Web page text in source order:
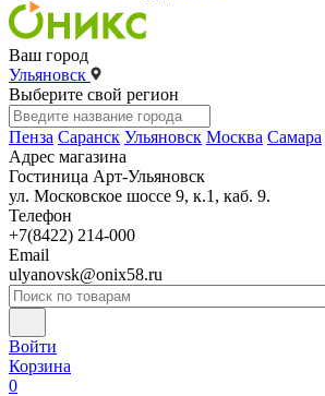
Ваш город
Ульяновск
Выберите свой регион
Пенза Саранск Ульяновск Москва Самара
Адрес магазина
Гостиница Арт-Ульяновск
ул. Московское шоссе 9, к.1, каб. 9.
Телефон
+7(8422) 214-000
Email
ulyanovsk@onix58.ru
Войти
Корзина
0